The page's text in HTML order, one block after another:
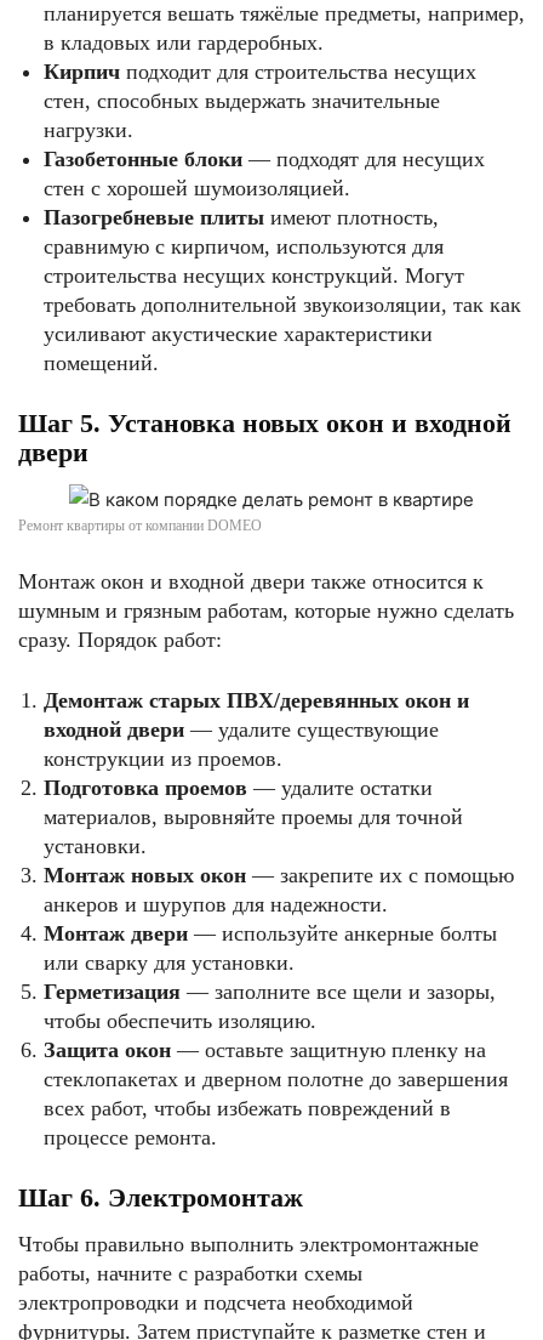
планируется вешать тяжёлые предметы, например,
в кладовых или гардеробных.
Кирпич подходит для строительства несущих
стен, способных выдержать значительные
нагрузки.
Газобетонные блоки — подходят для несущих
стен с хорошей шумоизоляцией.
Пазогребневые плиты имеют плотность,
сравнимую с кирпичом, используются для
строительства несущих конструкций. Могут
требовать дополнительной звукоизоляции, так как
усиливают акустические характеристики
помещений.
Шаг 5. Установка новых окон и входной
двери
Ремонт квартиры от компании DOMEO
Монтаж окон и входной двери также относится к
шумным и грязным работам, которые нужно сделать
сразу. Порядок работ:
Демонтаж старых ПВХ/деревянных окон и
входной двери — удалите существующие
конструкции из проемов.
Подготовка проемов — удалите остатки
материалов, выровняйте проемы для точной
установки.
Монтаж новых окон — закрепите их с помощью
анкеров и шурупов для надежности.
Монтаж двери — используйте анкерные болты
или сварку для установки.
Герметизация — заполните все щели и зазоры,
чтобы обеспечить изоляцию.
Защита окон — оставьте защитную пленку на
стеклопакетах и дверном полотне до завершения
всех работ, чтобы избежать повреждений в
процессе ремонта.
Шаг 6. Электромонтаж
Чтобы правильно выполнить электромонтажные
работы, начните с разработки схемы
электропроводки и подсчета необходимой
фурнитуры. Затем приступайте к разметке стен и